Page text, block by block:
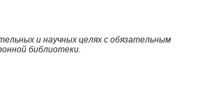
и научных целях с обязательным
библиотеки.